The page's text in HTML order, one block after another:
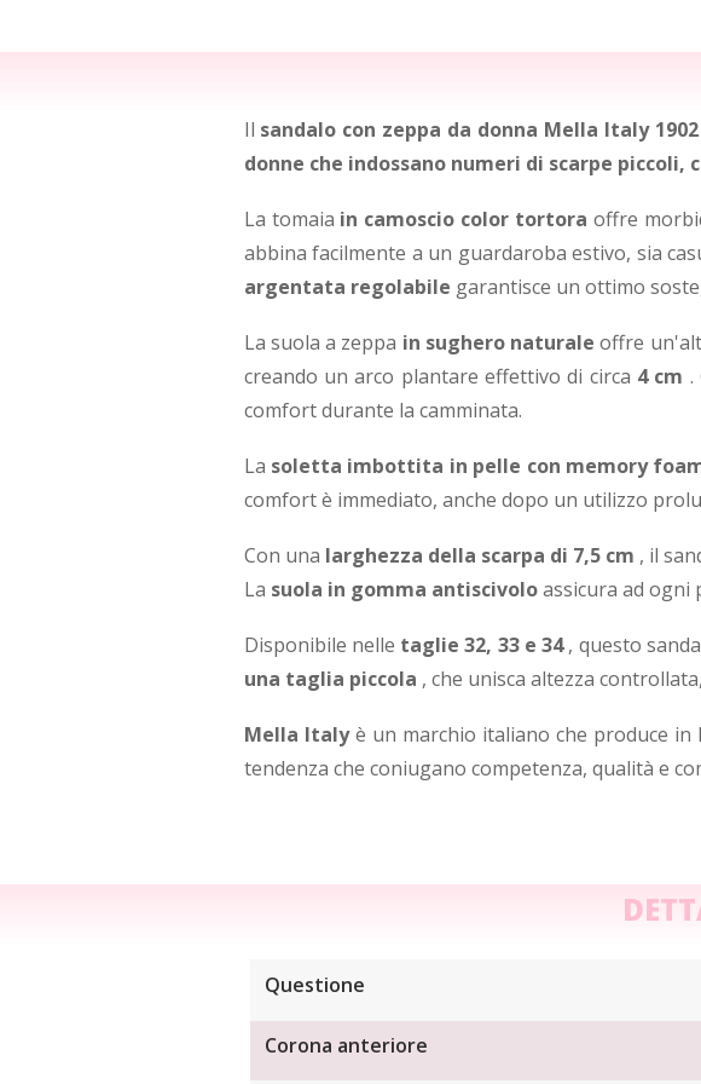
Il sandalo con zeppa da donna Mella Italy 1902
donne che indossano numeri di scarpe piccoli,
La tomaia in camoscio color tortora offre
abbina facilmente a un guardaroba estivo, sia
argentata regolabile garantisce un ottimo
La suola a zeppa in sughero naturale offre
creando un arco plantare effettivo di circa 4 cm .
comfort durante la camminata.
La soletta imbottita in pelle con memory
comfort è immediato, anche dopo un utilizzo
Con una larghezza della scarpa di 7,5 cm , il
La suola in gomma antiscivoloassicura ad ogni
Disponibile nelle taglie 32, 33 e 34, questo
una taglia piccola , che unisca altezza
Mella Italyè un marchio italiano che produce
tendenza che coniugano competenza, qualità e
Questione
Corona anteriore